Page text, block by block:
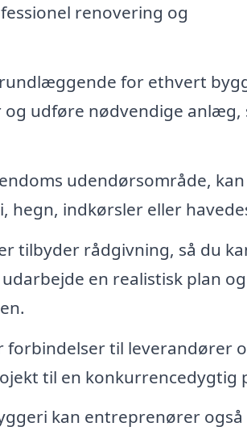
renovering og
for ethvert
udføre nødvendige anlæg,
udendørsområde,
indkørsler eller
tilbyder rådgivning, så du
en realistisk plan og
til leverandører
til en konkurrencedygtig
kan entreprenører også